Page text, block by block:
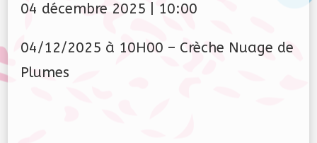
04 décembre 2025 10:00
04/12/2025 à 10H00 – Crèche Nuage de
Plumes